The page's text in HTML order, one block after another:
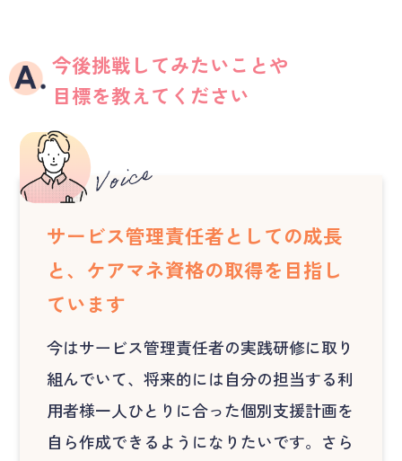
今後挑戦してみたいことや
目標を教えてください
サービス管理責任者としての成長
と、ケアマネ資格の取得を目指し
ています
今はサービス管理責任者の実践研修に取り
組んでいて、将来的には自分の担当する利
用者様一人ひとりに合った個別支援計画を
自ら作成できるようになりたいです。さら